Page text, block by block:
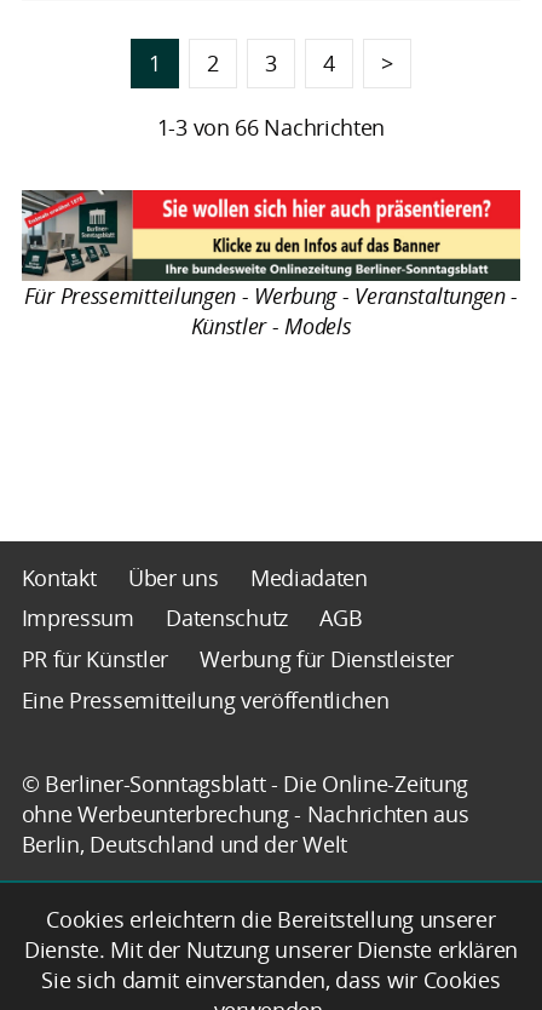
1 2 3 4 >
1-3 von 66 Nachrichten
Für Pressemitteilungen - Werbung - Veranstaltungen -
Künstler - Models
Kontakt Über uns
Mediadaten
Impressum
Datenschutz
AGB
PR für Künstler
Werbung für Dienstleister
Eine Pressemitteilung veröffentlichen
© Berliner-Sonntagsblatt - Die Online-Zeitung
ohne Werbeunterbrechung - Nachrichten aus
Berlin, Deutschland und der Welt
Cookies erleichtern die Bereitstellung unserer
Dienste. Mit der Nutzung unserer Dienste erklären
Sie sich damit einverstanden, dass wir Cookies